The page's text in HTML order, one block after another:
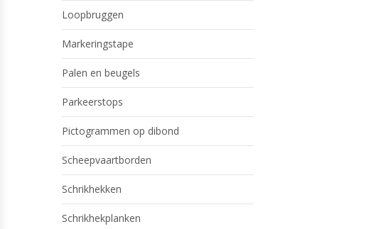
Loopbruggen
Markeringstape
Palen en beugels
Parkeerstops
Pictogrammen op dibond
Scheepvaartborden
Schrikhekken
Schrikhekplanken